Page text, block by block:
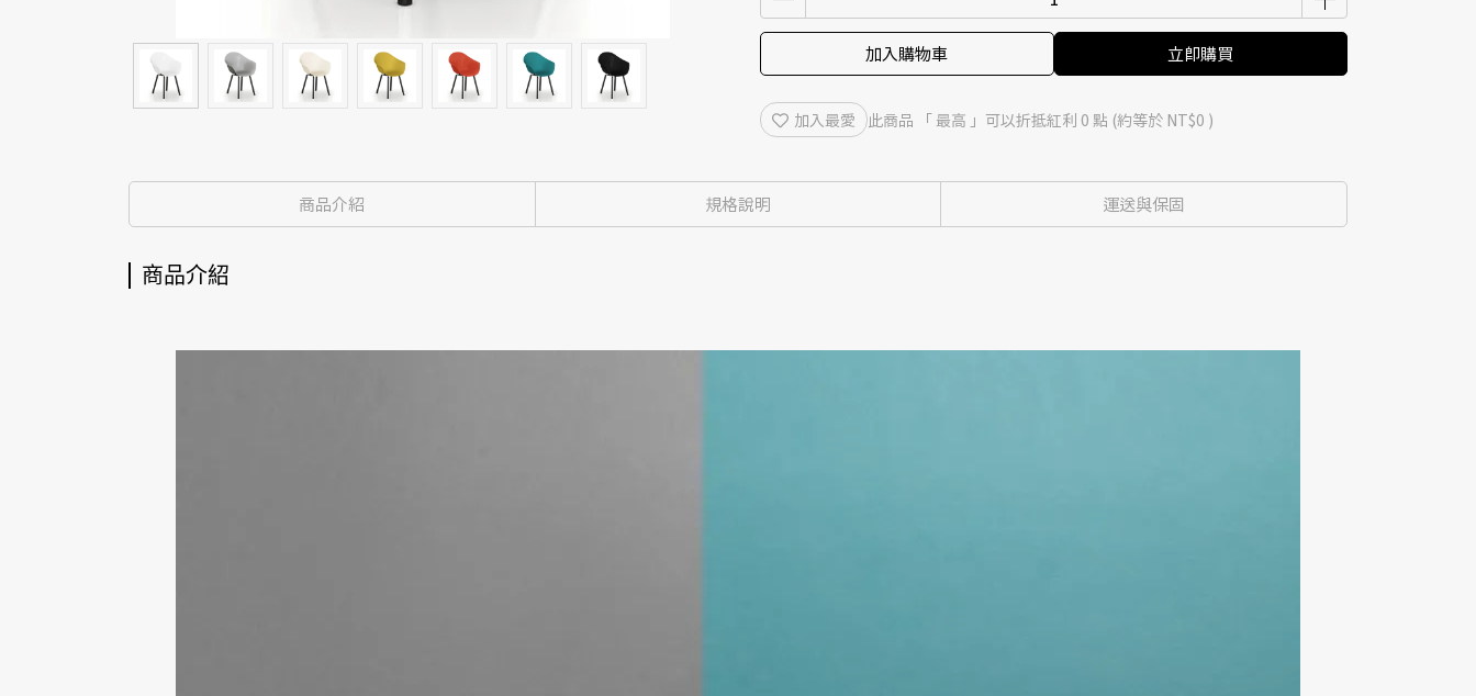
加入購物車 立即購買
加入最愛 此商品 「 最高 」可以折抵紅利 0 點 (約等於 NT$0 )
商品介紹 規格說明 運送與保固
商品介紹